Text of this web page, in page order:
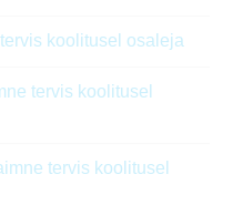
koolitusel osaleja
tervis koolitusel
tervis koolitusel